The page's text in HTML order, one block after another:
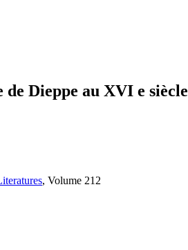
de Dieppe au XVI e siècle
, Volume 212